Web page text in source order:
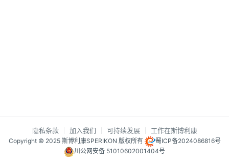
隐私条款 加入我们 可持续发展 工作在斯博利康
Copyright © 2025 斯博利康SPERIKON 版权所有
蜀ICP备2024086816号
川公网安备 51010602001404号